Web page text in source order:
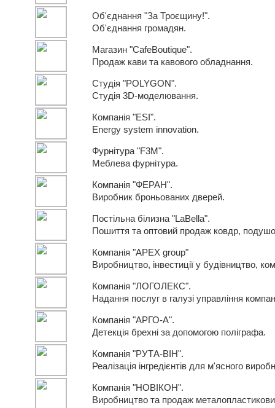
Об'єднання "За Троєщину!".
Об'єднання громадян.
Магазин "CafeBoutique".
Продаж кави та кавового обладнання.
Студія "POLYGON".
Студія 3D-моделювання.
Компанія "ESI".
Energy system innovation.
Фурнітура "F3M".
Меблева фурнітура.
Компанія "ФЕРАН".
Виробник броньованих дверей.
Постільна білизна "LaBella".
Пошиття та оптовий продаж ковдр,
Компанія "APEX group"
Виробництво, інвестиції у будівництво,
Компанія "ЛОГОЛЕКС".
Надання послуг в галузі управління
Компанія "АРГО-А".
Детекція брехні за допомогою поліграфа.
Компанія "РУТА-ВІН".
Реалізація інгредієнтів для м'ясного
Компанія "НОВІКОН".
Виробництво та продаж